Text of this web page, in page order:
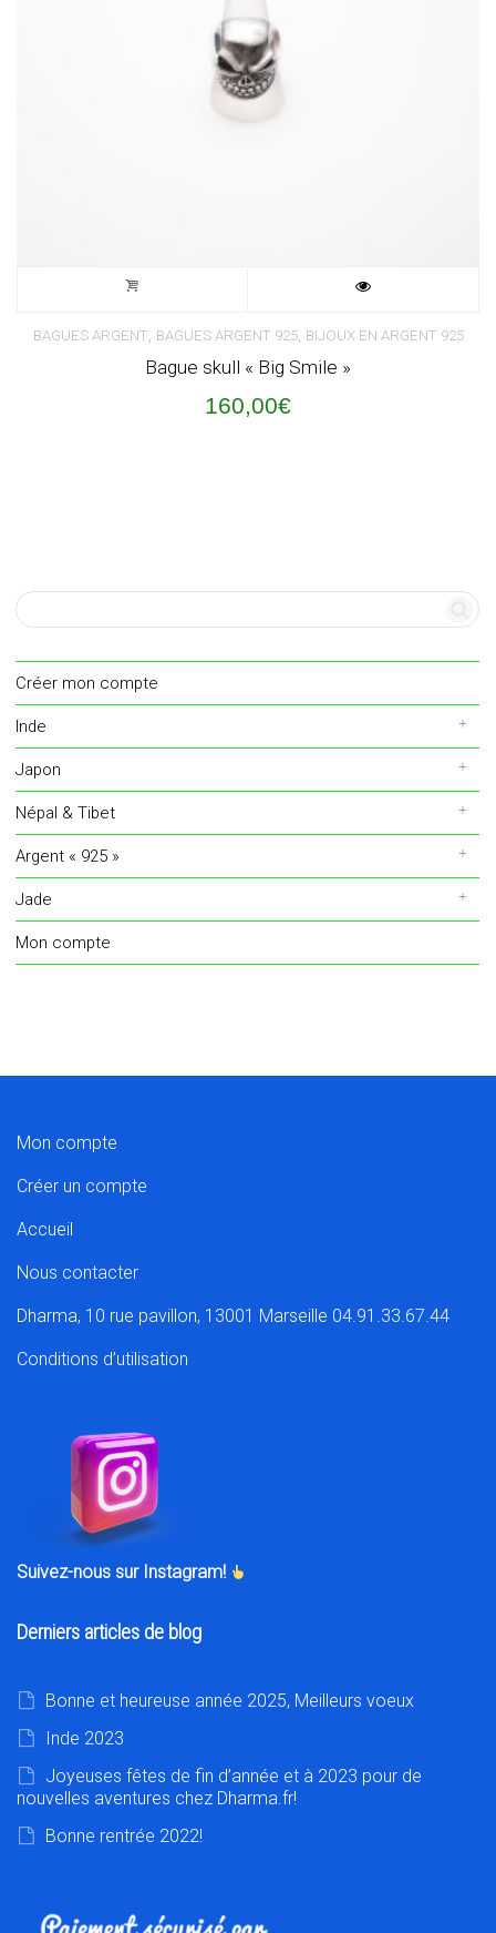
BAGUES ARGENT, BAGUES ARGENT 925, BIJOUX EN ARGENT 925
Bague skull « Big Smile »
160,00€
Créer mon compte
Inde
Japon
Népal & Tibet
Argent « 925 »
Jade
Mon compte
Mon compte
Créer un compte
Accueil
Nous contacter
Dharma, 10 rue pavillon, 13001 Marseille 04.91.33.67.44
Conditions d’utilisation
Suivez-nous sur Instagram!
Derniers articles de blog
Bonne et heureuse année 2025, Meilleurs voeux
Inde 2023
Joyeuses fêtes de fin d’année et à 2023 pour de
nouvelles aventures chez Dharma.fr!
Bonne rentrée 2022!